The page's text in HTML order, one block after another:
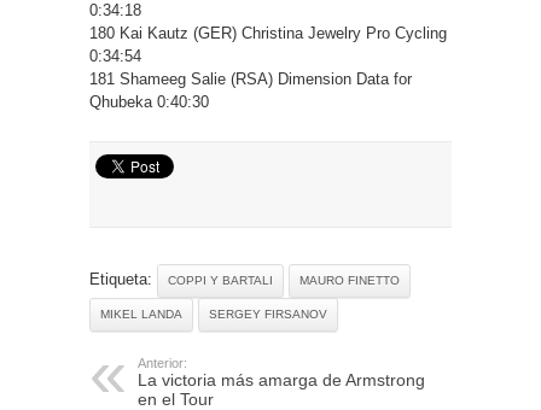
0:34:18
180 Kai Kautz (GER) Christina Jewelry Pro Cycling
0:34:54
181 Shameeg Salie (RSA) Dimension Data for
Qhubeka 0:40:30
Etiqueta: COPPI Y BARTALI MAURO FINETTO
MIKEL LANDA SERGEY FIRSANOV
Anterior:
La victoria más amarga de Armstrong
en el Tour